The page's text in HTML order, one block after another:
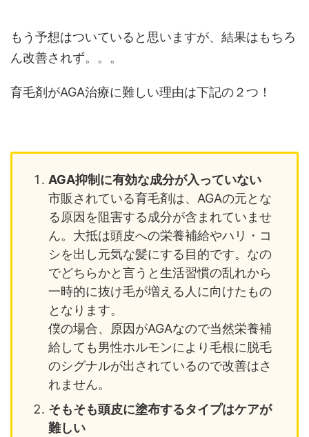
もう予想はついていると思いますが、結果はもちろ
ん改善されず。。。
育毛剤がAGA治療に難しい理由は下記の２つ！
AGA抑制に有効な成分が入っていない
市販されている育毛剤は、AGAの元とな
る原因を阻害する成分が含まれていませ
ん。大抵は頭皮への栄養補給やハリ・コ
シを出し元気な髪にする目的です。なの
でどちらかと言うと生活習慣の乱れから
一時的に抜け毛が増える人に向けたもの
となります。
僕の場合、原因がAGAなので当然栄養補
給しても男性ホルモンにより毛根に脱毛
のシグナルが出されているので改善はさ
れません。
そもそも頭皮に塗布するタイプはケアが
難しい